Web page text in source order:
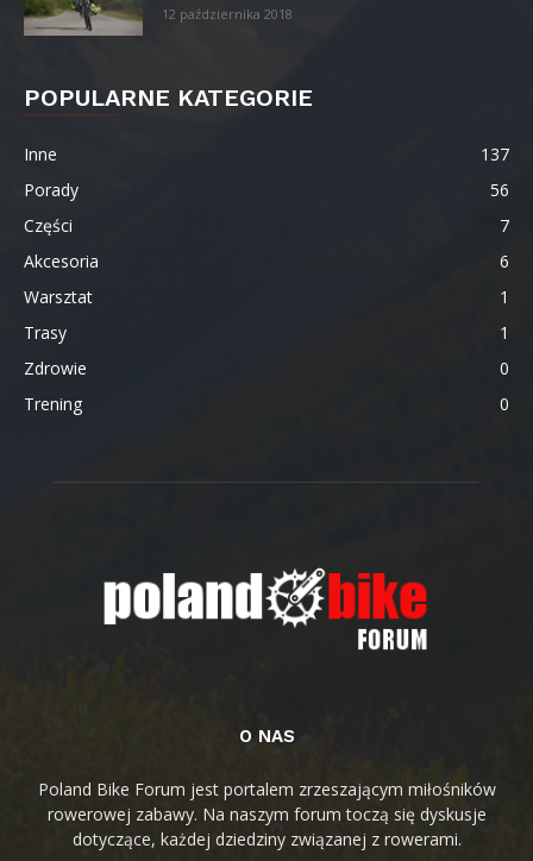
12 października 2018
POPULARNE KATEGORIE
Inne
137
Porady
56
Części
7
Akcesoria
6
Warsztat
1
Trasy
1
Zdrowie
0
Trening
0
O NAS
Poland Bike Forum jest portalem zrzeszającym miłośników
rowerowej zabawy. Na naszym forum toczą się dyskusje
dotyczące, każdej dziedziny związanej z rowerami.